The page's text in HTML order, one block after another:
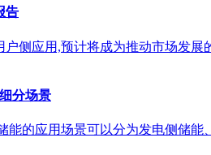
告
户侧应用,预计将成为推动市场发
分场景
能的应用场景可以分为发电侧储